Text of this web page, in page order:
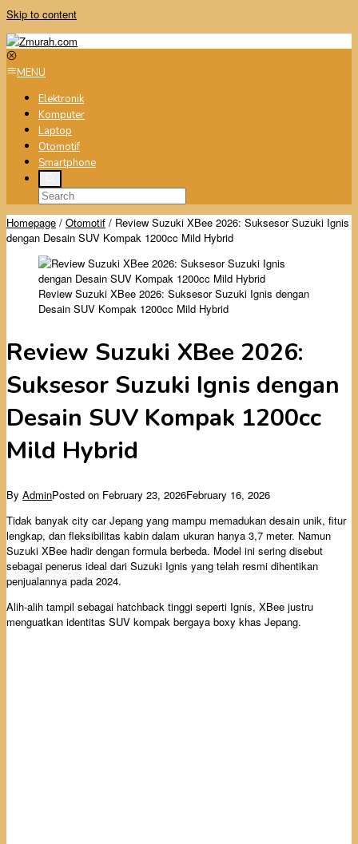
Skip to content
MENU
Elektronik
Komputer
Laptop
Otomotif
Smartphone
Homepage / Otomotif / Review Suzuki XBee 2026: Suksesor Suzuki Ignis
dengan Desain SUV Kompak 1200cc Mild Hybrid
Review Suzuki XBee 2026: Suksesor Suzuki Ignis dengan
Desain SUV Kompak 1200cc Mild Hybrid
Review Suzuki XBee 2026:
Suksesor Suzuki Ignis dengan
Desain SUV Kompak 1200cc
Mild Hybrid
By AdminPosted on February 23, 2026February 16, 2026
Tidak banyak city car Jepang yang mampu memadukan desain unik, fitur
lengkap, dan fleksibilitas kabin dalam ukuran hanya 3,7 meter. Namun
Suzuki XBee hadir dengan formula berbeda. Model ini sering disebut
sebagai penerus ideal dari Suzuki Ignis yang telah resmi dihentikan
penjualannya pada 2024.
Alih-alih tampil sebagai hatchback tinggi seperti Ignis, XBee justru
menguatkan identitas SUV kompak bergaya boxy khas Jepang.